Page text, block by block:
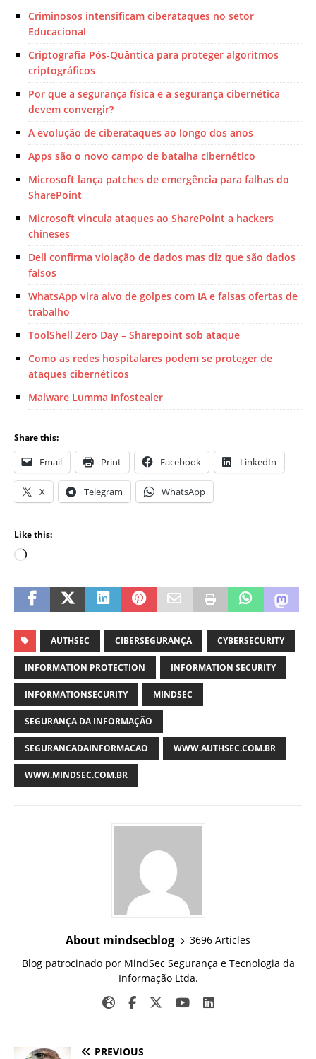
Criminosos intensificam ciberataques no setor
Educacional
Criptografia Pós-Quântica para proteger algoritmos
criptográficos
Por que a segurança física e a segurança cibernética
devem convergir?
A evolução de ciberataques ao longo dos anos
Apps são o novo campo de batalha cibernético
Microsoft lança patches de emergência para falhas do
SharePoint
Microsoft vincula ataques ao SharePoint a hackers
chineses
Dell confirma violação de dados mas diz que são dados
falsos
WhatsApp vira alvo de golpes com IA e falsas ofertas de
trabalho
ToolShell Zero Day – Sharepoint sob ataque
Como as redes hospitalares podem se proteger de
ataques cibernéticos
Malware Lumma Infostealer
Share this:
Email Print Facebook LinkedIn
X Telegram WhatsApp
Like this:
AUTHSEC CIBERSEGURANÇA CYBERSECURITY
INFORMATION PROTECTION INFORMATION SECURITY
INFORMATIONSECURITY MINDSEC
SEGURANÇA DA INFORMAÇÃO
SEGURANCADAINFORMACAO WWW.AUTHSEC.COM.BR
WWW.MINDSEC.COM.BR
About mindsecblog
3696 Articles
Blog patrocinado por MindSec Segurança e Tecnologia da
Informação Ltda.
PREVIOUS